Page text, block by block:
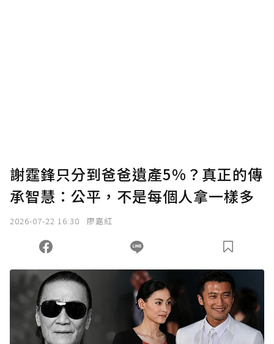
謝霆鋒只分到爸爸遺產5%？真正的傳
承智慧：公平，不是每個人拿一樣多
2026-07-22 16:30 廖嘉紅